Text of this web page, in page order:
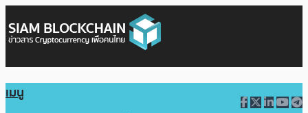
เมนู